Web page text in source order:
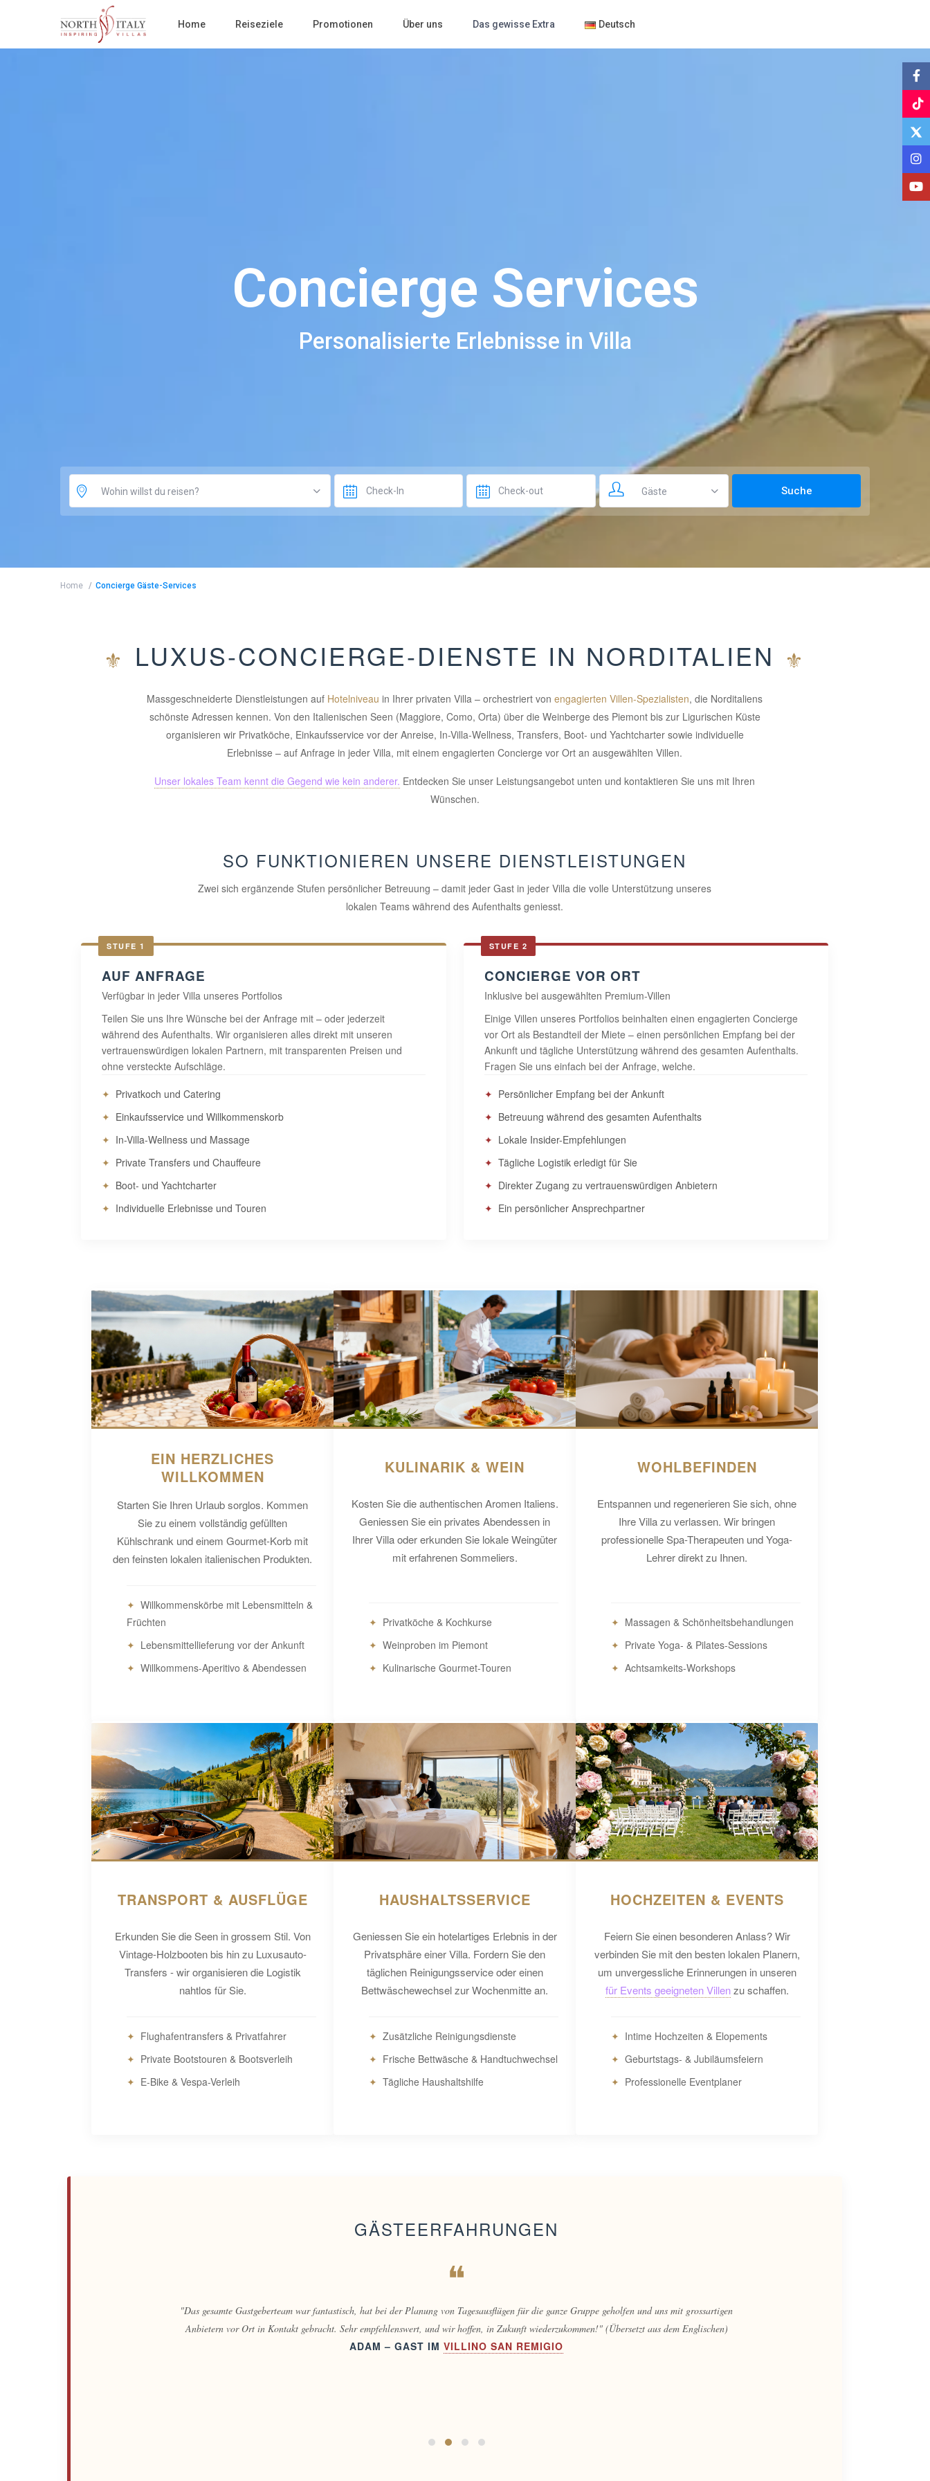
Home Reiseziele Promotionen Über uns Das gewisse Extra Deutsch
Concierge Services
Personalisierte Erlebnisse in Villa
Wohin willst du reisen? Gäste
Home Concierge Gäste-Services
LUXUS-CONCIERGE-DIENSTE IN NORDITALIEN
Massgeschneiderte Dienstleistungen auf Hotelniveau in Ihrer privaten Villa – orchestriert von engagierten Villen-Spezialisten, die Norditaliens
schönste Adressen kennen. Von den Italienischen Seen (Maggiore, Como, Orta) über die Weinberge des Piemont bis zur Ligurischen Küste
organisieren wir Privatköche, Einkaufsservice vor der Anreise, In-Villa-Wellness, Transfers, Boot- und Yachtcharter sowie individuelle
Erlebnisse – auf Anfrage in jeder Villa, mit einem engagierten Concierge vor Ort an ausgewählten Villen.
Unser lokales Team kennt die Gegend wie kein anderer. Entdecken Sie unser Leistungsangebot unten und kontaktieren Sie uns mit Ihren
Wünschen.
SO FUNKTIONIEREN UNSERE DIENSTLEISTUNGEN
Zwei sich ergänzende Stufen persönlicher Betreuung – damit jeder Gast in jeder Villa die volle Unterstützung unseres
lokalen Teams während des Aufenthalts geniesst.
STUFE 1
AUF ANFRAGE
Verfügbar in jeder Villa unseres Portfolios
Teilen Sie uns Ihre Wünsche bei der Anfrage mit – oder jederzeit
während des Aufenthalts. Wir organisieren alles direkt mit unseren
vertrauenswürdigen lokalen Partnern, mit transparenten Preisen und
ohne versteckte Aufschläge.
Privatkoch und Catering
Einkaufsservice und Willkommenskorb
In-Villa-Wellness und Massage
Private Transfers und Chauffeure
Boot- und Yachtcharter
Individuelle Erlebnisse und Touren
STUFE 2
CONCIERGE VOR ORT
Inklusive bei ausgewählten Premium-Villen
Einige Villen unseres Portfolios beinhalten einen engagierten Concierge
vor Ort als Bestandteil der Miete – einen persönlichen Empfang bei der
Ankunft und tägliche Unterstützung während des gesamten Aufenthalts.
Fragen Sie uns einfach bei der Anfrage, welche.
Persönlicher Empfang bei der Ankunft
Betreuung während des gesamten Aufenthalts
Lokale Insider-Empfehlungen
Tägliche Logistik erledigt für Sie
Direkter Zugang zu vertrauenswürdigen Anbietern
Ein persönlicher Ansprechpartner
EIN HERZLICHES
WILLKOMMEN
Starten Sie Ihren Urlaub sorglos. Kommen
Sie zu einem vollständig gefüllten
Kühlschrank und einem Gourmet-Korb mit
den feinsten lokalen italienischen Produkten.
Willkommenskörbe mit Lebensmitteln &
Früchten
Lebensmittellieferung vor der Ankunft
Willkommens-Aperitivo & Abendessen
KULINARIK & WEIN
Kosten Sie die authentischen Aromen Italiens.
Geniessen Sie ein privates Abendessen in
Ihrer Villa oder erkunden Sie lokale Weingüter
mit erfahrenen Sommeliers.
Privatköche & Kochkurse
Weinproben im Piemont
Kulinarische Gourmet-Touren
WOHLBEFINDEN
Entspannen und regenerieren Sie sich, ohne
Ihre Villa zu verlassen. Wir bringen
professionelle Spa-Therapeuten und Yoga-
Lehrer direkt zu Ihnen.
Massagen & Schönheitsbehandlungen
Private Yoga- & Pilates-Sessions
Achtsamkeits-Workshops
TRANSPORT & AUSFLÜGE
Erkunden Sie die Seen in grossem Stil. Von
Vintage-Holzbooten bis hin zu Luxusauto-
Transfers - wir organisieren die Logistik
nahtlos für Sie.
Flughafentransfers & Privatfahrer
Private Bootstouren & Bootsverleih
E-Bike & Vespa-Verleih
HAUSHALTSSERVICE
Geniessen Sie ein hotelartiges Erlebnis in der
Privatsphäre einer Villa. Fordern Sie den
täglichen Reinigungsservice oder einen
Bettwäschewechsel zur Wochenmitte an.
Zusätzliche Reinigungsdienste
Frische Bettwäsche & Handtuchwechsel
Tägliche Haushaltshilfe
HOCHZEITEN & EVENTS
Feiern Sie einen besonderen Anlass? Wir
verbinden Sie mit den besten lokalen Planern,
um unvergessliche Erinnerungen in unseren
für Events geeigneten Villenzu schaffen.
Intime Hochzeiten & Elopements
Geburtstags- & Jubiläumsfeiern
Professionelle Eventplaner
GÄSTEERFAHRUNGEN
❝
"Das Management und unser persönlicher Empfangsmitarbeiter, Fabio, übertrafen unsere Erwartungen bei Weitem - von der Hilfe mit dem
Gepäck bis hin zu Empfehlungen und Leckereien. Es war eine perfekte Erfahrung. Danke."(Übersetzt aus dem Englischen)
ALICE – GAST IN DERVILLA VIRGINIA